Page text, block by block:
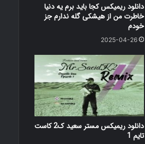
دانلود ریمیکس کجا باید برم یه دنیا
خاطرت من از هیشکی گله ندارم جز
خودم
2025-04-26
دانلود ریمیکس مستر سعید ک2 کاست
تایم 1